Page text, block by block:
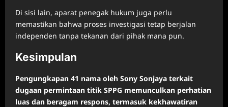
Di sisi lain, aparat penegak hukum juga perlu
memastikan bahwa proses investigasi tetap berjalan
independen tanpa tekanan dari pihak mana pun.
Kesimpulan
Pengungkapan 41 nama oleh Sony Sonjaya terkait
dugaan permintaan titik SPPG memunculkan perhatian
luas dan beragam respons, termasuk kekhawatiran